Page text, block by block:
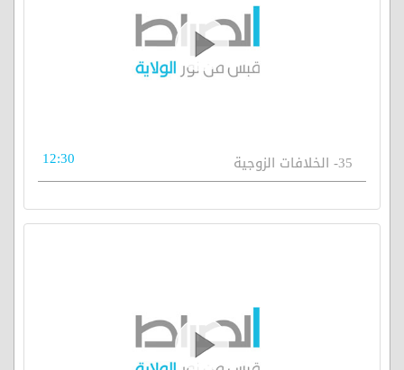
35- الخلافات الزوجية 12:30